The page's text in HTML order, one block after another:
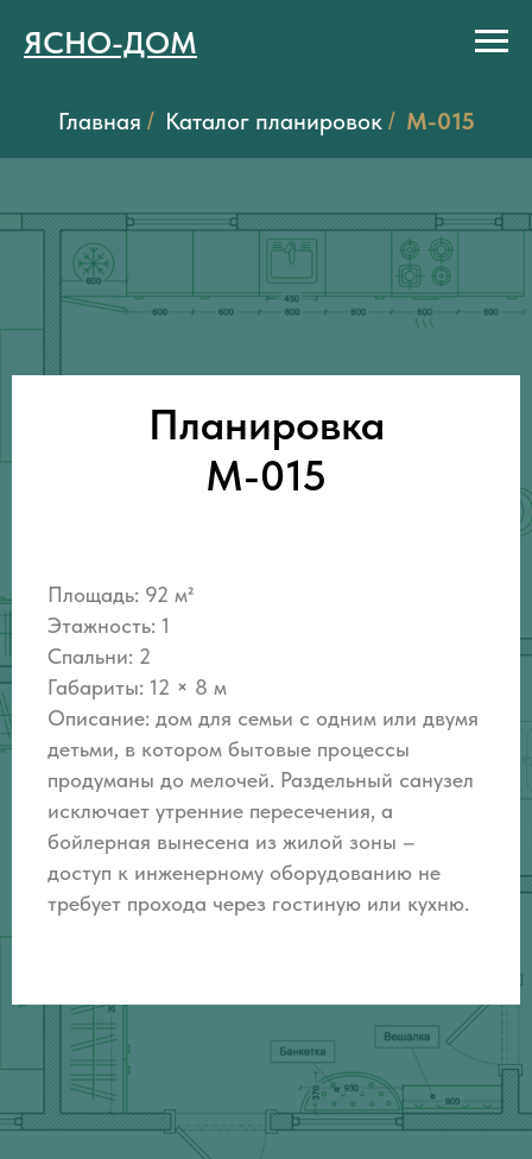
ЯСНО-ДОМ
Главная / Каталог планировок / M-015
Планировка
M-015
Площадь: 92 м²
Этажность: 1
Спальни: 2
Габариты: 12 × 8 м
Описание: дом для семьи с одним или двумя
детьми, в котором бытовые процессы
продуманы до мелочей. Раздельный санузел
исключает утренние пересечения, а
бойлерная вынесена из жилой зоны –
доступ к инженерному оборудованию не
требует прохода через гостиную или кухню.